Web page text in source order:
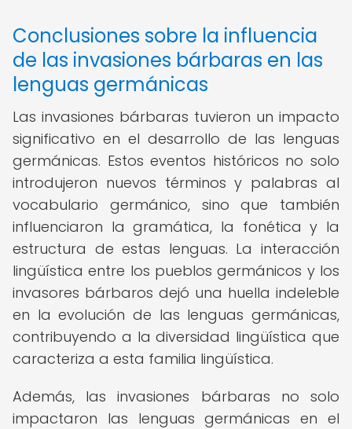
Conclusiones sobre la influencia
de las invasiones bárbaras en las
lenguas germánicas
Las invasiones bárbaras tuvieron un impacto
significativo en el desarrollo de las lenguas
germánicas. Estos eventos históricos no solo
introdujeron nuevos términos y palabras al
vocabulario germánico, sino que también
influenciaron la gramática, la fonética y la
estructura de estas lenguas. La interacción
lingüística entre los pueblos germánicos y los
invasores bárbaros dejó una huella indeleble
en la evolución de las lenguas germánicas,
contribuyendo a la diversidad lingüística que
caracteriza a esta familia lingüística.
Además, las invasiones bárbaras no solo
impactaron las lenguas germánicas en el